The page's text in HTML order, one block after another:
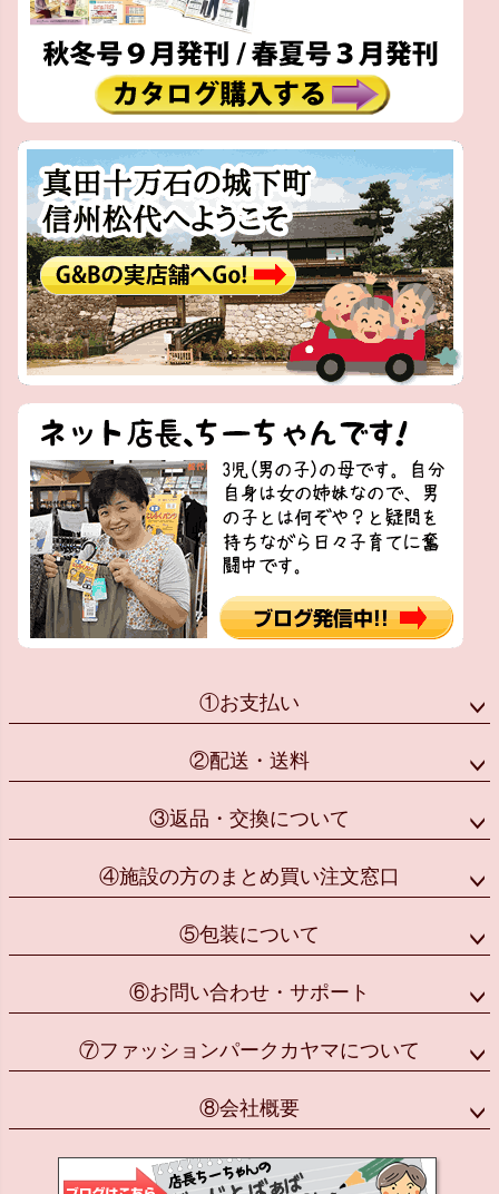
①お支払い
②配送・送料
③返品・交換について
④施設の方のまとめ買い注文窓口
⑤包装について
⑥お問い合わせ・サポート
⑦ファッションパークカヤマについて
⑧会社概要